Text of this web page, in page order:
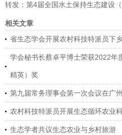
转发：第4届全国水土保持生态建设
相关文章
省生态学会开展农村科技特派员下
学会秘书长蔡卓平博士荣获2022年
精英）奖
第九届常务理事会第一次会议在广
农村科技特派员开展生态循环农业
生态学者共议生态农业与乡村旅游